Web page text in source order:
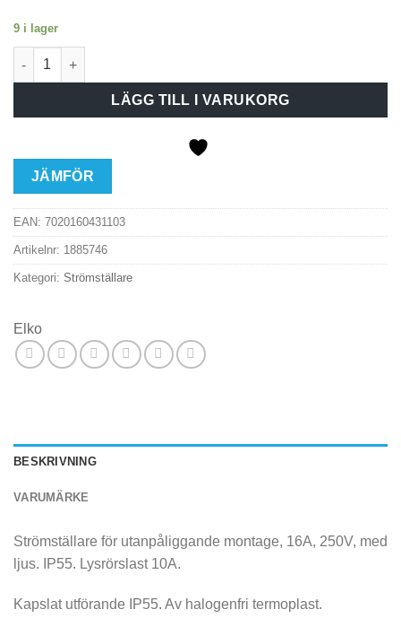
9 i lager
Elko Strömställare IMP UTV IP55 LJUS mängd
LÄGG TILL I VARUKORG
JÄMFÖR
EAN: 7020160431103
Artikelnr: 1885746
Kategori: Strömställare
Elko
BESKRIVNING
VARUMÄRKE
Strömställare för utanpåliggande montage, 16A, 250V, med
ljus. IP55. Lysrörslast 10A.
Kapslat utförande IP55. Av halogenfri termoplast.